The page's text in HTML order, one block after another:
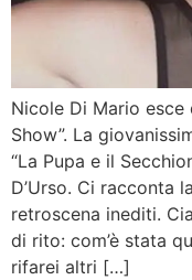
Nicole Di Mario esce
Show”. La
“La Pupa e il
D’Urso. Ci racconta
retroscena inediti.
di rito: com’è stata
rifarei altri […]